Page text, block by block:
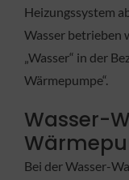
Heizungssystem
Wasser betrieben
„Wasser“ in der
Wärmepumpe“.
Wasser-
Bei der Wasser-